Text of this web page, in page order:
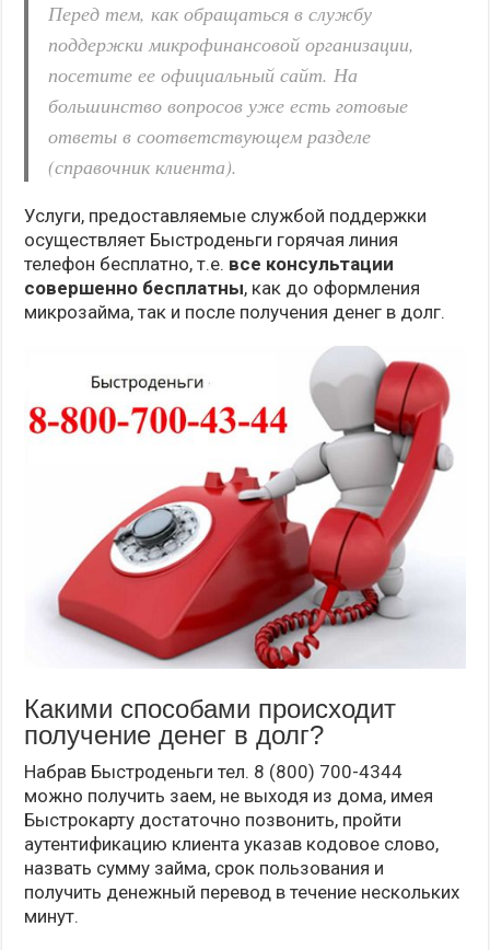
Перед тем, как обращаться в службу
поддержки микрофинансовой организации,
посетите ее официальный сайт. На
большинство вопросов уже есть готовые
ответы в соответствующем разделе
(справочник клиента).
Услуги, предоставляемые службой поддержки
осуществляет Быстроденьги горячая линия
телефон бесплатно, т.е. все консультации
совершенно бесплатны, как до оформления
микрозайма, так и после получения денег в долг.
Какими способами происходит
получение денег в долг?
Набрав Быстроденьги тел. 8 (800) 700-4344
можно получить заем, не выходя из дома, имея
Быстрокарту достаточно позвонить, пройти
аутентификацию клиента указав кодовое слово,
назвать сумму займа, срок пользования и
получить денежный перевод в течение нескольких
минут.